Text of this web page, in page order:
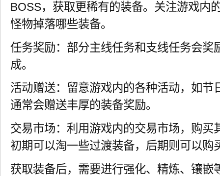
BOSS，获取更稀有的装备。关注游戏内
怪物掉落哪些装备。
任务奖励：部分主线任务和支线任务会奖
成。
活动赠送：留意游戏内的各种活动，如节
通常会赠送丰厚的装备奖励。
交易市场：利用游戏内的交易市场，购买
初期可以淘一些过渡装备，后期则可以购
获取装备后，需要进行强化、精炼、镶嵌